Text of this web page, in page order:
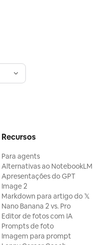
Recursos
Para agents
Alternativas ao NotebookLM
Apresentações do GPT
Image 2
Markdown para artigo do 𝕏
Nano Banana 2 vs. Pro
Editor de fotos com IA
Prompts de foto
Imagem para prompt